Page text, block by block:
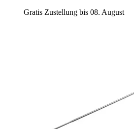
Gratis Zustellung bis 08. August